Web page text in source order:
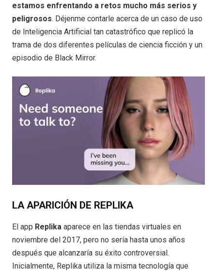
estamos enfrentando a retos mucho más serios y
peligrosos. Déjenme contarle acerca de un caso de uso
de Inteligencia Artificial tan catastrófico que replicó la
trama de dos diferentes películas de ciencia ficción y un
episodio de Black Mirror.
LA APARICIÓN DE REPLIKA
El app Replika aparece en las tiendas virtuales en
noviembre del 2017, pero no sería hasta unos años
después que alcanzaría su éxito controversial.
Inicialmente, Replika utiliza la misma tecnología que